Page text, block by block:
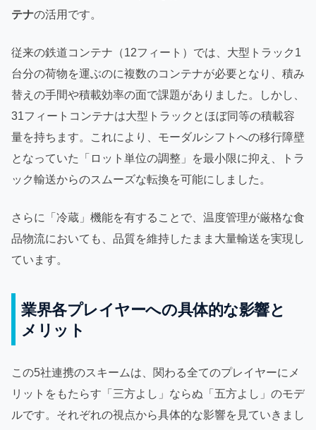
テナの活用です。
従来の鉄道コンテナ（12フィート）では、大型トラック1
台分の荷物を運ぶのに複数のコンテナが必要となり、積み
替えの手間や積載効率の面で課題がありました。しかし、
31フィートコンテナは大型トラックとほぼ同等の積載容
量を持ちます。これにより、モーダルシフトへの移行障壁
となっていた「ロット単位の調整」を最小限に抑え、トラ
ック輸送からのスムーズな転換を可能にしました。
さらに「冷蔵」機能を有することで、温度管理が厳格な食
品物流においても、品質を維持したまま大量輸送を実現し
ています。
業界各プレイヤーへの具体的な影響と
メリット
この5社連携のスキームは、関わる全てのプレイヤーにメ
リットをもたらす「三方よし」ならぬ「五方よし」のモデ
ルです。それぞれの視点から具体的な影響を見ていきまし